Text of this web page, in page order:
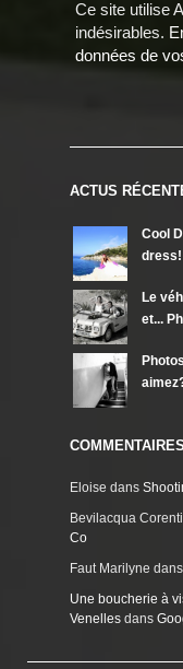
Ce site utilise
indésirables.
données de
ACTUS
Cool
dress!
Le
et...
Eloise dans
Bevilacqua
Co
Faut Marilyne dans
Une boucherie à
Venelles dans